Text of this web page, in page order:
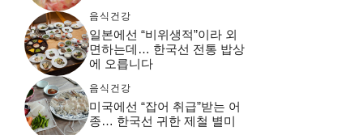
음식건강
일본에선 “비위생적”이라 외
면하는데… 한국선 전통 밥상
에 오릅니다
음식건강
미국에선 “잡어 취급”받는 어
종… 한국선 귀한 제철 별미